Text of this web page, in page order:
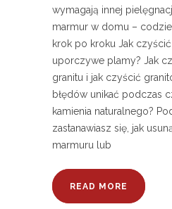
wymagają innej
marmur w domu –
krok po kroku Jak
uporczywe plamy? Jak
granitu i jak czyścić
błędów unikać podczas
kamienia naturalnego?
zastanawiasz się, jak
marmuru lub
READ MORE